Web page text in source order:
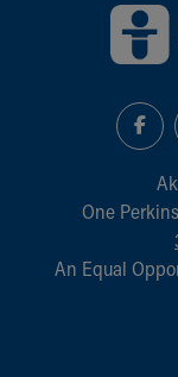
One
An Equal